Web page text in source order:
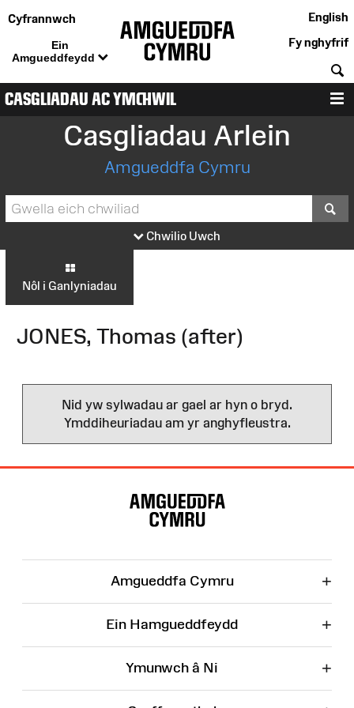
Cyfrannwch
Ein
Amgueddfeydd
English
Fy nghyfrif
CASGLIADAU AC YMCHWIL
Casgliadau Arlein
Amgueddfa Cymru
Chwilio Uwch
Nôl i Ganlyniadau
JONES, Thomas (after)
Nid yw sylwadau ar gael ar hyn o bryd.
Ymddiheuriadau am yr anghyfleustra.
Amgueddfa Cymru +
Ein Hamgueddfeydd +
Ymunwch â Ni +